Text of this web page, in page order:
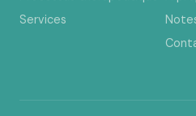
Services